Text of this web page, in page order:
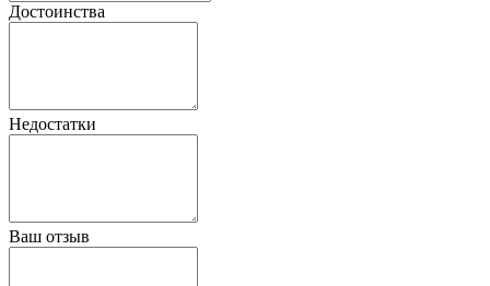
Достоинства
Недостатки
Ваш отзыв